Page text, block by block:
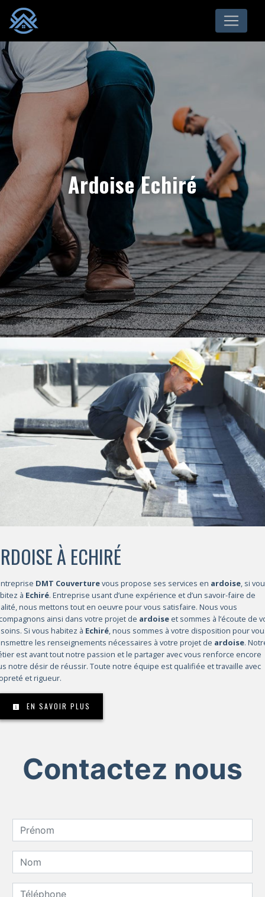
Panneau de gestion des cookies
Ardoise Echiré
À ECHIRÉ
DMT Couverturevous propose ses services en ardoise, si
à Echiré. Entreprise usant d’une expérience et d’un savoir-faire de
nous mettons tout en oeuvre pour vous satisfaire. Nous vous
ainsi dans votre projet de ardoise et sommes à l’écoute de
Si vous habitez à Echiré, nous sommes à votre disposition pour
les renseignements nécessaires à votre projet de ardoise.
est avant tout notre passion et le partager avec vous renforce encore
notre désir de réussir. Toute notre équipe est qualifiée et travaille avec
et rigueur.
EN SAVOIR PLUS
Contactez nous